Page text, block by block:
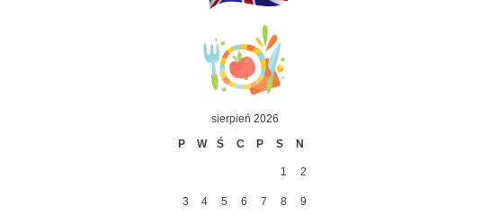
sierpień 2026
P
W Ś C P S N
1 2
3 4 5 6 7 8 9